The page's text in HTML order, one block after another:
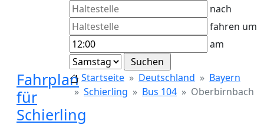
nach
fahren um
am
Fahrplan
für
Schierling
Startseite Deutschland
Bayern
Schierling
Bus 104 Oberbirnbach